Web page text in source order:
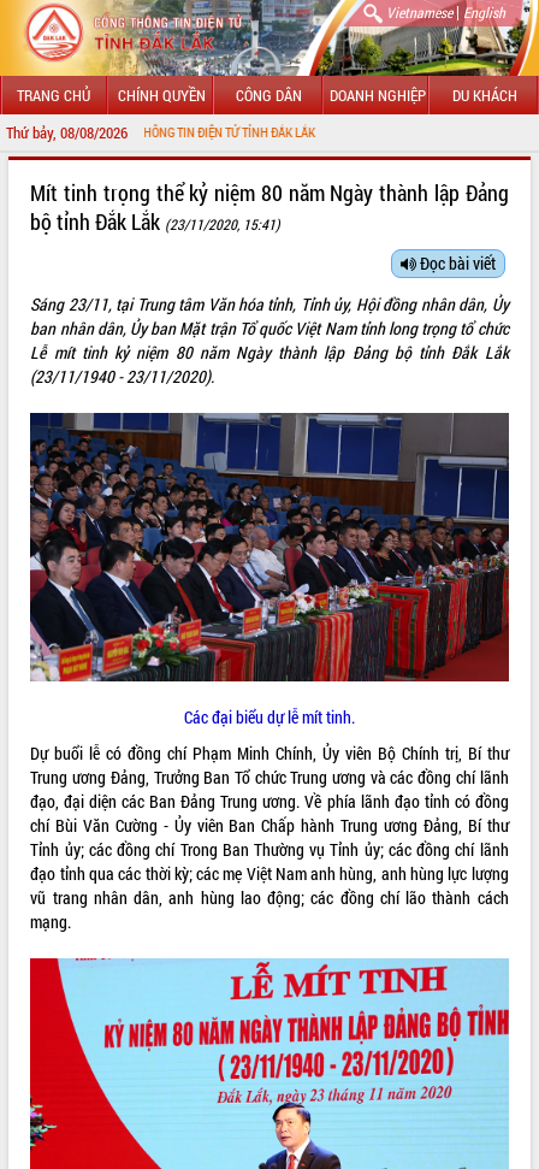
Vietnamese| English
TRANG CHỦ CHÍNH QUYỀN CÔNG DÂN DOANH NGHIỆP DU KHÁCH
Thứ bảy, 08/08/2026
CỔNG THÔNG TIN ĐIỆN TỬ TỈNH ĐẮK LẮK
LÃNH ĐẠO UBND TỈNH
SỞ, BAN, NGÀNH
UBND CÁC XÃ, PHƯỜNG
THÔNG TIN CHỈ ĐẠO ĐIỀU HÀNH
HỆ THỐNG VĂN BẢN
VĂN BẢN HĐND TỈNH
ĐIỂM TIN VĂN BẢN
QUY HOẠCH - KẾ HOẠCH
VIDEO
Loading the player...
Mít tinh trọng thể kỷ niệm 80 năm Ngày thành lập Đảng
bộ tỉnh Đắk Lắk (23/11/2020, 15:41)
Đọc bài viết
Sáng 23/11, tại Trung tâm Văn hóa tỉnh, Tỉnh ủy, Hội đồng nhân dân, Ủy
ban nhân dân, Ủy ban Mặt trận Tổ quốc Việt Nam tỉnh long trọng tổ chức
Lễ mít tinh kỷ niệm 80 năm Ngày thành lập Đảng bộ tỉnh Đắk Lắk
(23/11/1940 - 23/11/2020).
Các đại biểu dự lễ mít tinh.
Dự buổi lễ có đồng chí Phạm Minh Chính, Ủy viên Bộ Chính trị, Bí thư
Trung ương Đảng, Trưởng Ban Tổ chức Trung ương và các đồng chí lãnh
đạo, đại diện các Ban Đảng Trung ương. Về phía lãnh đạo tỉnh có đồng
chí Bùi Văn Cường - Ủy viên Ban Chấp hành Trung ương Đảng, Bí thư
Tỉnh ủy; các đồng chí Trong Ban Thường vụ Tỉnh ủy; các đồng chí lãnh
đạo tỉnh qua các thời kỳ; các mẹ Việt Nam anh hùng, anh hùng lực lượng
vũ trang nhân dân, anh hùng lao động; các đồng chí lão thành cách
mạng.